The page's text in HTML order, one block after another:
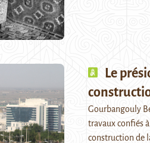
Le
Gourbangouly
travaux confiés
construction de